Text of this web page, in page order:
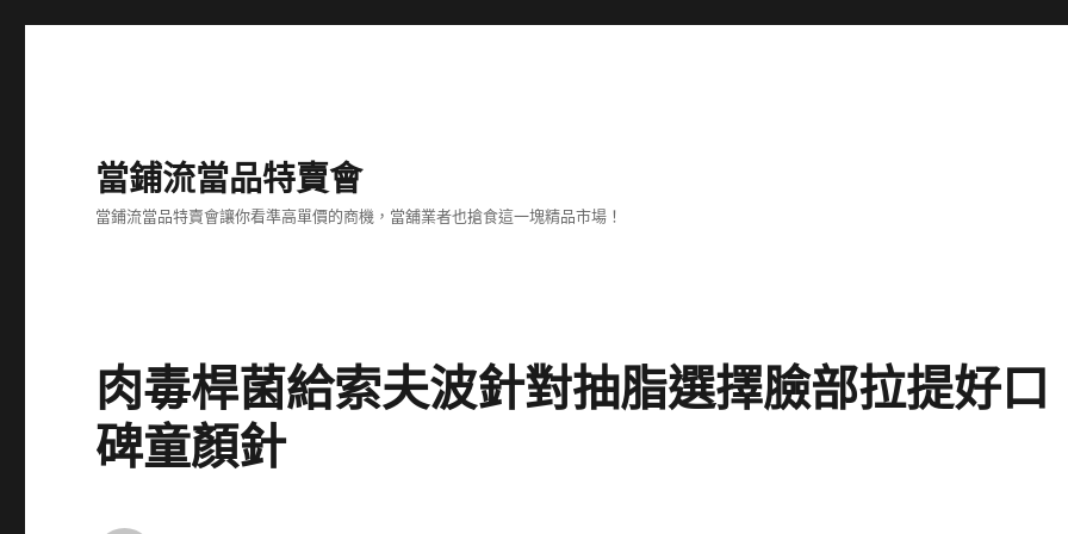
當鋪流當品特賣會
當鋪流當品特賣會讓你看準高單價的商機，當舖業者也搶食這一塊精品市場！
肉毒桿菌給索夫波針對抽脂選擇臉部拉提好口
碑童顏針